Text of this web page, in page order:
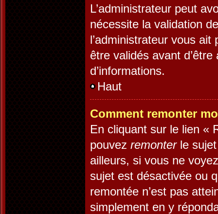
L’administrateur peut
nécessite la validation
l’administrateur vous
être validés avant
d’informations.
Haut
Comment remonter
En cliquant sur le lien «
pouvez remonterle sujet
ailleurs, si vous ne
sujet est désactivée ou
remontée n’est pas
simplement en y